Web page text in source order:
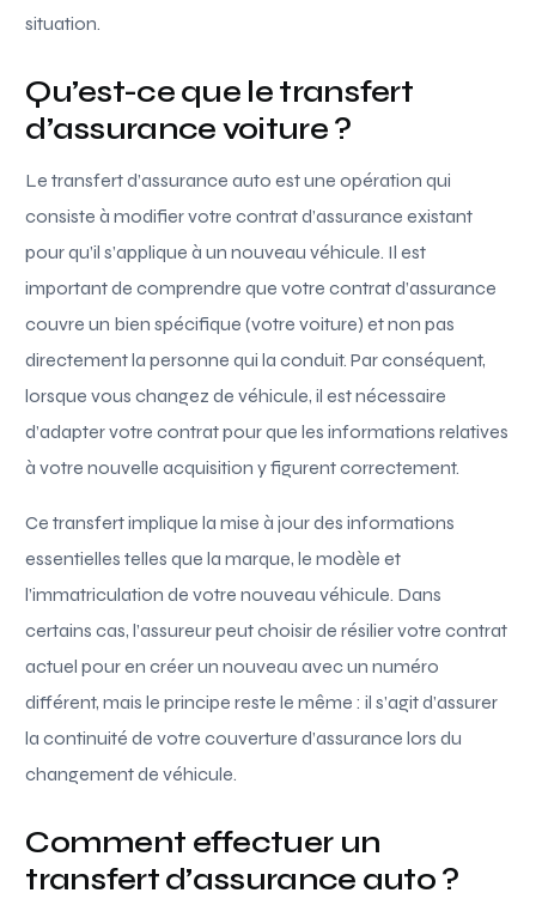
situation.
Qu’est-ce que le transfert
d’assurance voiture ?
Le transfert d’assurance auto est une opération qui
consiste à modifier votre contrat d’assurance existant
pour qu’il s’applique à un nouveau véhicule. Il est
important de comprendre que votre contrat d’assurance
couvre un bien spécifique (votre voiture) et non pas
directement la personne qui la conduit. Par conséquent,
lorsque vous changez de véhicule, il est nécessaire
d’adapter votre contrat pour que les informations relatives
à votre nouvelle acquisition y figurent correctement.
Ce transfert implique la mise à jour des informations
essentielles telles que la marque, le modèle et
l’immatriculation de votre nouveau véhicule. Dans
certains cas, l’assureur peut choisir de résilier votre contrat
actuel pour en créer un nouveau avec un numéro
différent, mais le principe reste le même : il s’agit d’assurer
la continuité de votre couverture d’assurance lors du
changement de véhicule.
Comment effectuer un
transfert d’assurance auto ?